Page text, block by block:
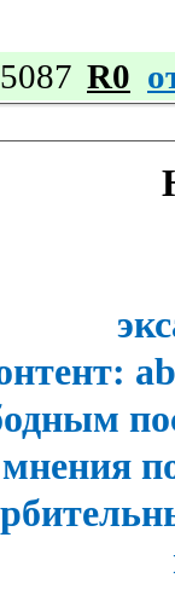
R0
мнения